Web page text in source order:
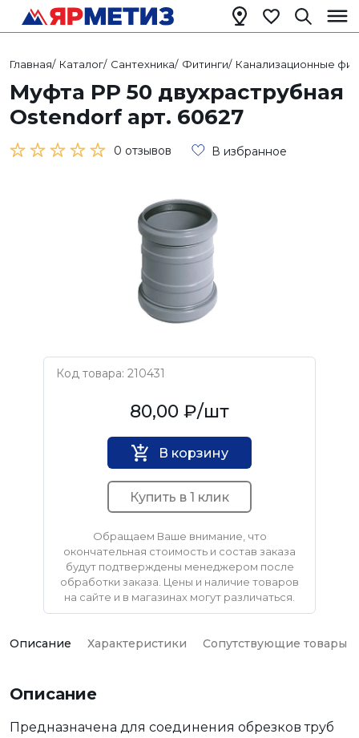
Главная/ Каталог/ Сантехника/ Фитинги/ Канализационные
Муфта РР 50 двухраструбная
Ostendorf арт. 60627
0 отзывов В избранное
Код товара: 210431
80,00 ₽/шт
В корзину
Купить в 1 клик
Обращаем Ваше внимание, что
окончательная стоимость и состав заказа
будут подтверждены менеджером после
обработки заказа. Цены и наличие товаров
на сайте и в магазинах могут различаться.
Описание Характеристики Сопутствующие товары
Описание
Предназначена для соединения обрезков труб